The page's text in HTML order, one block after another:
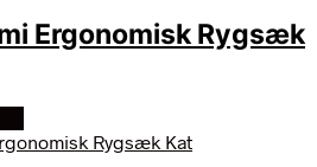
Ergonomisk Rygsæk